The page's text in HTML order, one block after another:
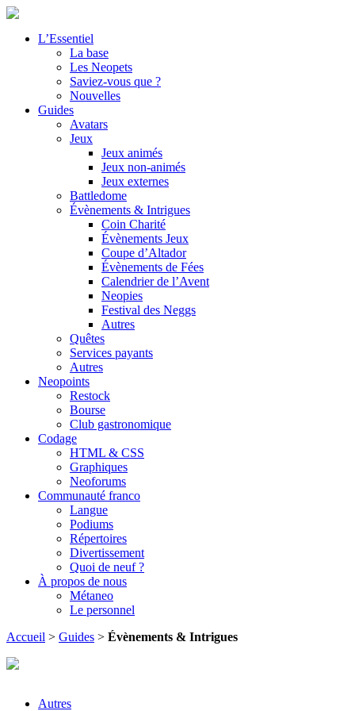
L’Essentiel
La base
Les Neopets
Saviez-vous que ?
Nouvelles
Guides
Avatars
Jeux
Jeux animés
Jeux non-animés
Jeux externes
Battledome
Évènements & Intrigues
Coin Charité
Évènements Jeux
Coupe d’Altador
Évènements de Fées
Calendrier de l’Avent
Neopies
Festival des Neggs
Autres
Quêtes
Services payants
Autres
Neopoints
Restock
Bourse
Club gastronomique
Codage
HTML & CSS
Graphiques
Neoforums
Communauté franco
Langue
Podiums
Répertoires
Divertissement
Quoi de neuf ?
À propos de nous
Métaneo
Le personnel
Accueil > Guides > Évènements & Intrigues
Autres